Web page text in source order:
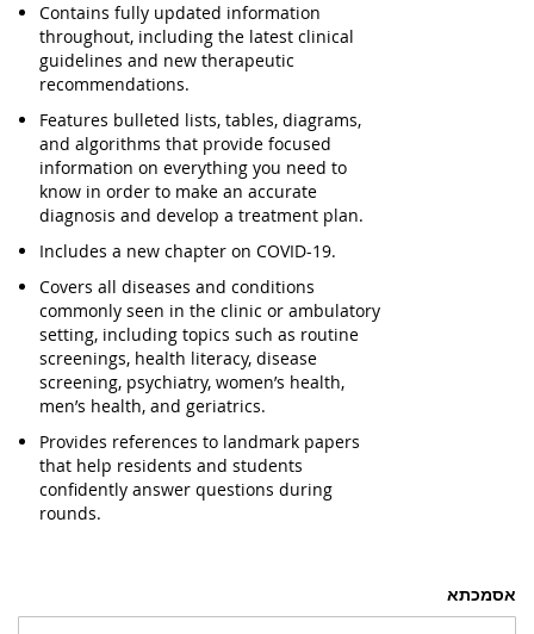
אסמכתא
Contains fully updated information
throughout, including the latest clinical
guidelines and new therapeutic
recommendations.
Features bulleted lists, tables, diagrams,
and algorithms that provide focused
information on everything you need to
know in order to make an accurate
diagnosis and develop a treatment plan.
Includes a new chapter on COVID-19.
Covers all diseases and conditions
commonly seen in the clinic or ambulatory
setting, including topics such as routine
screenings, health literacy, disease
screening, psychiatry, women’s health,
men’s health, and geriatrics.
Provides references to landmark papers
that help residents and students
confidently answer questions during
rounds.